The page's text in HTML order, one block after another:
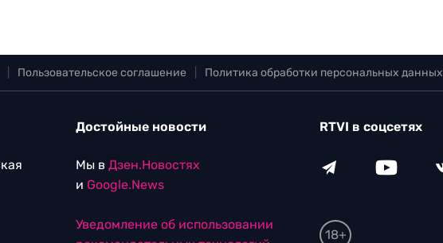
Пользовательское соглашение Политика обработки персональных данных
Достойные новости
Мы в Дзен.Новостях
и Google.News
Уведомление об использовании
RTVI в соцсетях
18+